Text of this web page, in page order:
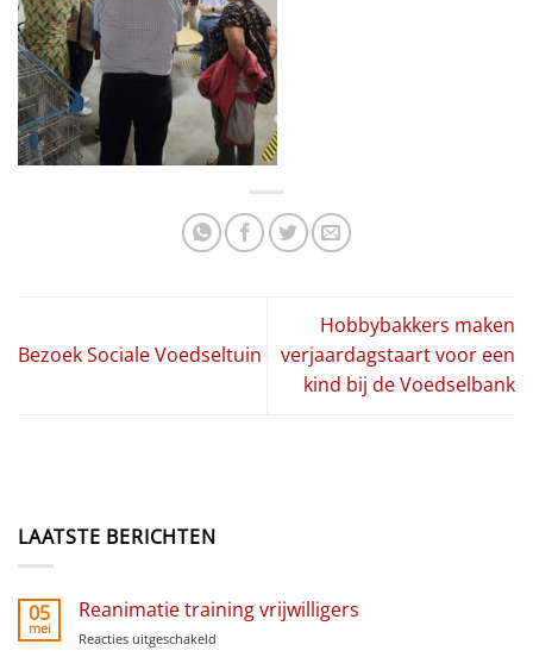
Bezoek Sociale Voedseltuin
Hobbybakkers maken
verjaardagstaart voor een
kind bij de Voedselbank
LAATSTE BERICHTEN
05
mei
Reanimatie training vrijwilligers
Reacties uitgeschakeld